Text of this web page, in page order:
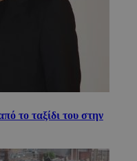
το ταξίδι του στην